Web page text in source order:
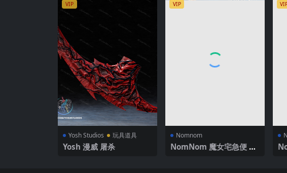
VIP
Yosh Studios 玩具道具
Yosh ‌漫威 屠杀
VIP
Nomnom
NomNom 魔女宅急便 琪